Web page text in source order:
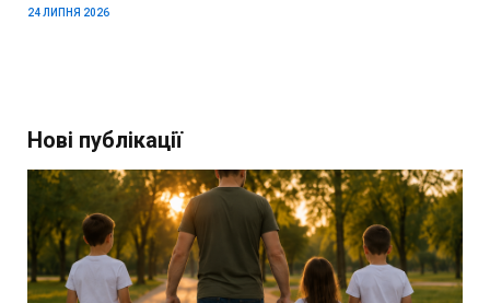
24 ЛИПНЯ 2026
Нові публікації